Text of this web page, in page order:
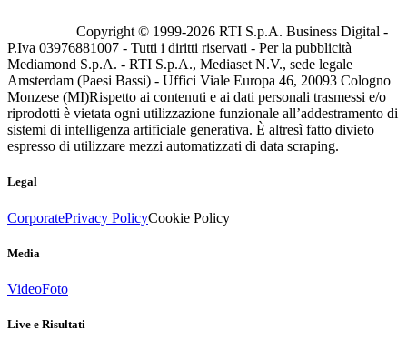
Copyright © 1999-2026 RTI S.p.A. Business Digital -
P.Iva 03976881007 - Tutti i diritti riservati - Per la pubblicità
Mediamond S.p.A. - RTI S.p.A., Mediaset N.V., sede legale
Amsterdam (Paesi Bassi) - Uffici Viale Europa 46, 20093 Cologno
Monzese (MI)Rispetto ai contenuti e ai dati personali trasmessi e/o
riprodotti è vietata ogni utilizzazione funzionale all’addestramento di
sistemi di intelligenza artificiale generativa. È altresì fatto divieto
espresso di utilizzare mezzi automatizzati di data scraping.
Legal
CorporatePrivacy PolicyCookie Policy
Media
VideoFoto
Live e Risultati